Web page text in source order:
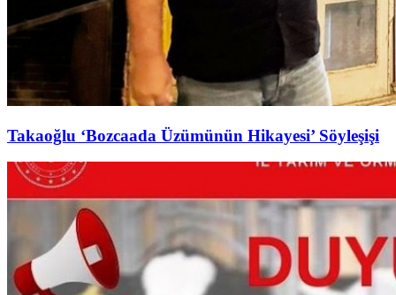
Takaoğlu ‘Bozcaada Üzümünün Hikayesi’ Söyleşişi